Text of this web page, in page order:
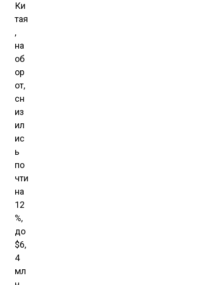
Ки
тая
,
на
об
ор
от,
сн
из
ил
ис
ь
по
чти
на
12
%,
до
$6,
4
мл